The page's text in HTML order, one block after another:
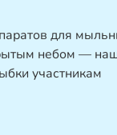
для
небом —
участникам